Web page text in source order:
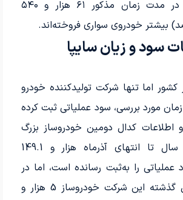
جاده مخصوص در مدت زمان مذکور ۶۱‌ هزار و ۵۴۰
سود و زیان سایپا
اما تنها شرکت تولیدکننده خودرو
مورد بررسی، سود عملیاتی ثبت کرده
اطلاعات کدال دومین خودروساز بزرگ
عملیاتی را به‌ثبت رسانده‌ است، اما در
مدت مشابه سال‌ گذشته این شرکت خودروساز 5‌ هزار و